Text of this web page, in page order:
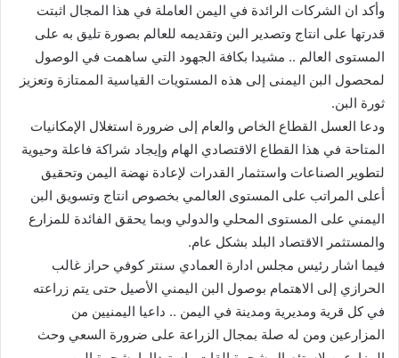
وأكد ان الشركات الرائدة في اليمن العاملة في هذا المجال اثبتت
قدرتها على انتاج وتصدير البن وتقديمه للعالم بصورة تليق به على
المستوى العالم .. مشيدا بكافة الجهود التي ساهمت في الوصول
لمحصول البن اليمنى إلى هذه المستويات القياسية الممتازة وتعزيز
ثورة البن.
ودعا العسل القطاع الخاص والعام إلى ضرورة استغلال الإمكانيات
المتاحة في هذا القطاع الاقتصادي الهام وإيجاد شراكة فاعلة وحيوية
لتطوير الصناعات واستثمار القدرات لإعادة نهضة اليمن وتحقيق
أعلى المراتب على المستوى العالمي بخصوص انتاج وتسويق البن
اليمني على المستوى المحلي والدولي وبما يحقق الفائدة للمزارع
والمستثمر الاقتصاد البلد بشكل عام.
فيما اشار رئيس مجلس ادارة العمادي سنتر كوفي حراز غالب
الحرازي إلى الاهتمام بوصول البن اليمني الأصيل حتى يتم زراعته
في كل قرية ومديرية ومدينة في اليمن .. داعيا اليمنيين من
المزارعين ومن له صلة بمجال الزراعة على ضرورة السعي وحث